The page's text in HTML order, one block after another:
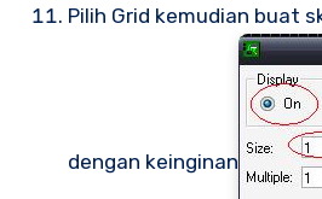
Pilih Grid kemudian buat
dengan keinginan